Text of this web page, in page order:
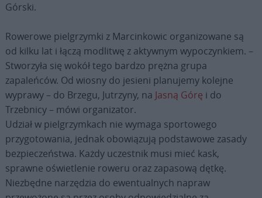
Górski.
Rowerowe pielgrzymki z Marcinkowic organizowane są
od kilku lat i łączą modlitwę z aktywnym wypoczynkiem. –
Stworzyła się wokół tego bardzo prężna grupa
zapaleńców. Od wiosny do jesieni planujemy kolejne
wyprawy – do Brzegu, Jutrzyny, na Jasną Górę i do
Trzebnicy – mówi organizator.
Udział w pielgrzymkach nie wymaga sportowego
przygotowania, jednak obowiązują podstawowe zasady
bezpieczeństwa. Każdy uczestnik musi mieć kask,
sprawne oświetlenie roweru oraz zapasową dętkę.
Niezbędne narzędzia do ewentualnych napraw